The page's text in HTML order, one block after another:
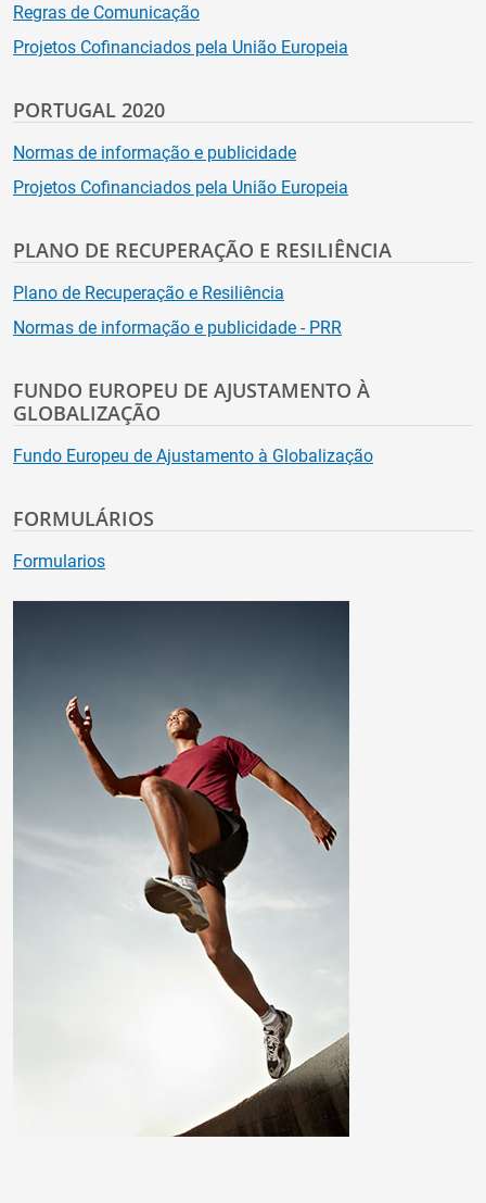
Regras de Comunicação
Projetos Cofinanciados pela União Europeia
PORTUGAL 2020
Normas de informação e publicidade
Projetos Cofinanciados pela União Europeia
PLANO DE RECUPERAÇÃO E RESILIÊNCIA
Plano de Recuperação e Resiliência
Normas de informação e publicidade - PRR
FUNDO EUROPEU DE AJUSTAMENTO À
GLOBALIZAÇÃO
Fundo Europeu de Ajustamento à Globalização
FORMULÁRIOS
Formularios